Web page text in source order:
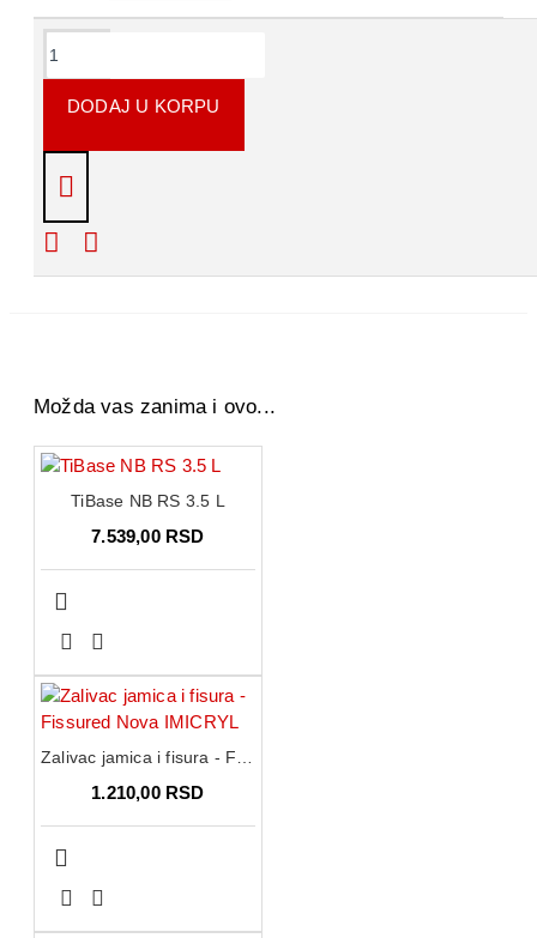
DODAJ U KORPU
Napišite recenziju
Molimo Vas
napisali recenziju.
Možda vas zanima i ovo...
TiBase NB RS 3.5 L
7.539,00 RSD
1.210,00 RSD